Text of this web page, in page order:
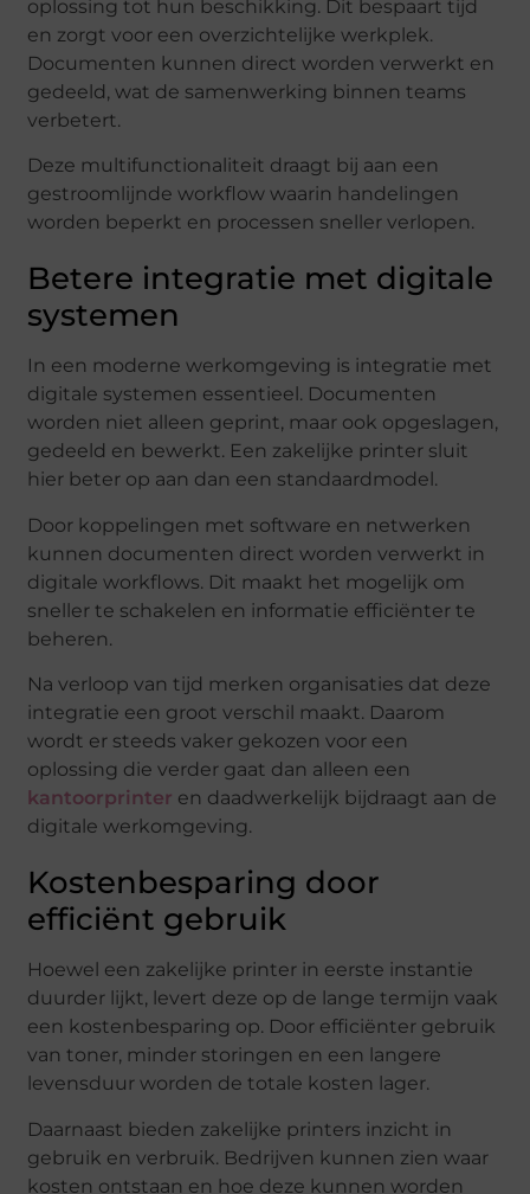
oplossing tot hun beschikking. Dit bespaart tijd
en zorgt voor een overzichtelijke werkplek.
Documenten kunnen direct worden verwerkt en
gedeeld, wat de samenwerking binnen teams
verbetert.
Deze multifunctionaliteit draagt bij aan een
gestroomlijnde workflow waarin handelingen
worden beperkt en processen sneller verlopen.
Betere integratie met digitale
systemen
In een moderne werkomgeving is integratie met
digitale systemen essentieel. Documenten
worden niet alleen geprint, maar ook opgeslagen,
gedeeld en bewerkt. Een zakelijke printer sluit
hier beter op aan dan een standaardmodel.
Door koppelingen met software en netwerken
kunnen documenten direct worden verwerkt in
digitale workflows. Dit maakt het mogelijk om
sneller te schakelen en informatie efficiënter te
beheren.
Na verloop van tijd merken organisaties dat deze
integratie een groot verschil maakt. Daarom
wordt er steeds vaker gekozen voor een
oplossing die verder gaat dan alleen een
kantoorprinter en daadwerkelijk bijdraagt aan de
digitale werkomgeving.
Kostenbesparing door
efficiënt gebruik
Hoewel een zakelijke printer in eerste instantie
duurder lijkt, levert deze op de lange termijn vaak
een kostenbesparing op. Door efficiënter gebruik
van toner, minder storingen en een langere
levensduur worden de totale kosten lager.
Daarnaast bieden zakelijke printers inzicht in
gebruik en verbruik. Bedrijven kunnen zien waar
kosten ontstaan en hoe deze kunnen worden